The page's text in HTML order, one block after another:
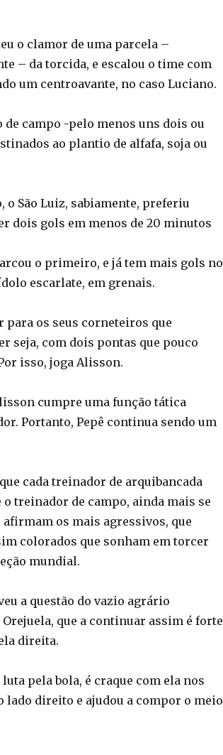
o clamor de uma parcela –
– da torcida, e escalou o time com
um centroavante, no caso Luciano.
campo -pelo menos uns dois ou
ao plantio de alfafa, soja ou
o São Luiz, sabiamente, preferiu
dois gols em menos de 20 minutos
o primeiro, e já tem mais gols no
escarlate, em grenais.
para os seus corneteiros que
seja, com dois pontas que pouco
isso, joga Alisson.
cumpre uma função tática
Portanto, Pepê continua sendo um
cada treinador de arquibancada
o treinador de campo, ainda mais se
os mais agressivos, que
colorados que sonham em torcer
mundial.
a questão do vazio agrário
que a continuar assim é forte
direita.
pela bola, é craque com ela nos
lado direito e ajudou a compor o meio